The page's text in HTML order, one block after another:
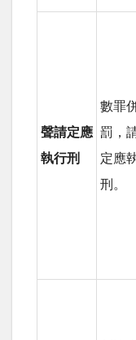
聲請定應
執行刑
數罪
罰，
定應
刑。